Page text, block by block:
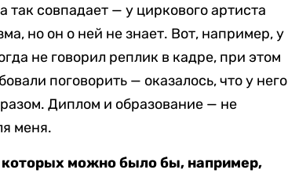
совпадает — у циркового артиста
но он о ней не знает. Вот, например, у
не говорил реплик в кадре, при этом
поговорить — оказалось, что у него
Диплом и образование — не
меня.
можно было бы, например,